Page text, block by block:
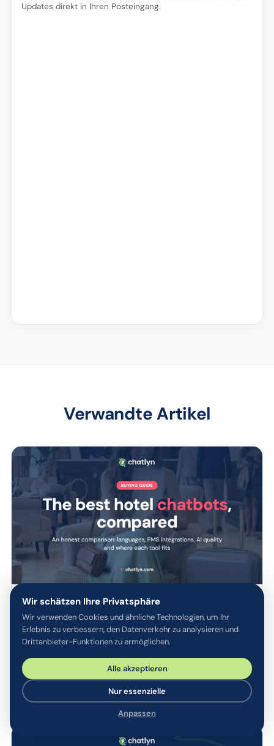
Updates direkt in Ihren Posteingang.
Verwandte Artikel
Chatbots Hotels
Die besten Hotel-Chatbots:
ehrlicher Vergleich und
Die besten Hotel-Chatbots im Vergleich: Sprachen, PMS-
Integrationen, KI-Qualität und Preismodelle, mit einem
ehrlichen Blick darauf, wohin welches Tool passt.
Wir schätzen Ihre Privatsphäre
Wir verwenden Cookies und ähnliche Technologien, um Ihr
Erlebnis zu verbessern, den Datenverkehr zu analysieren und
Drittanbieter-Funktionen zu ermöglichen.
Alle akzeptieren
Nur essenzielle
Anpassen